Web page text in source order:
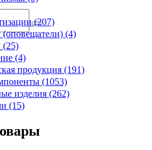
(207)
(4)
(25)
(4)
продукция (191)
(1053)
изделия (262)
(15)